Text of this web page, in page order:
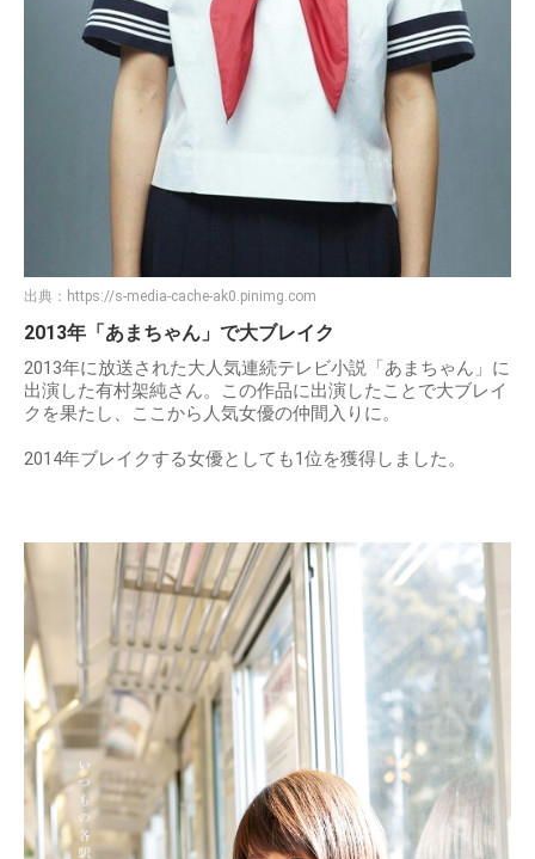
出典： https://s-media-cache-ak0.pinimg.com
2013年「あまちゃん」で大ブレイク
2013年に放送された大人気連続テレビ小説「あまちゃん」に
出演した有村架純さん。この作品に出演したことで大ブレイ
クを果たし、ここから人気女優の仲間入りに。
2014年ブレイクする女優としても1位を獲得しました。